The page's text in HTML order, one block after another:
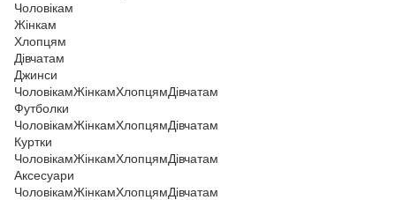
Чоловікам
Жінкам
Хлопцям
Дівчатам
Джинси
ЧоловікамЖінкамХлопцямДівчатам
Футболки
ЧоловікамЖінкамХлопцямДівчатам
Куртки
ЧоловікамЖінкамХлопцямДівчатам
Аксесуари
ЧоловікамЖінкамХлопцямДівчатам